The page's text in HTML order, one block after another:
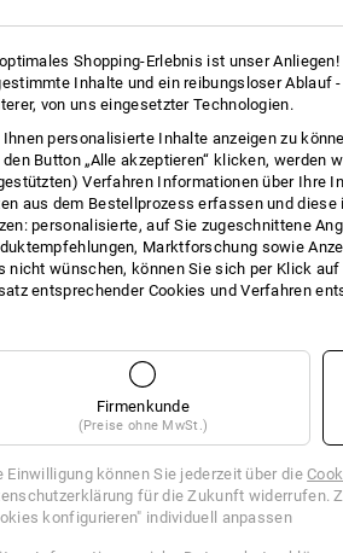
4
+5 weitere Features
Shopping-Erlebnis ist unser
Inhalte und ein reibungsloser Ablauf
von uns eingesetzter Technologien.
Ihnen personalisierte Inhalte anzeigen zu
Button „Alle akzeptieren“ klicken, werden
Verfahren Informationen über Ihre
aus dem Bestellprozess erfassen und
personalisierte, auf Sie zugeschnittene
Marktforschung sowie
nicht wünschen, können Sie sich per Klick auf
entsprechender Cookies und Verfahren
Firmenkunde
(Preise ohne MwSt.)
Einwilligung können Sie jederzeit über die
für die Zukunft widerrufen.
konfigurieren" individuell anpassen